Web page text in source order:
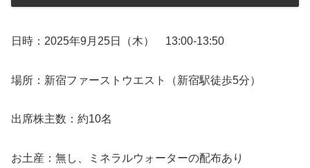
日時：2025年9月25日（木） 13:00-13:50
場所：新宿ファーストウエスト（新宿駅徒歩5分）
出席株主数：約10名
お土産：無し、ミネラルウォーターの配布あり